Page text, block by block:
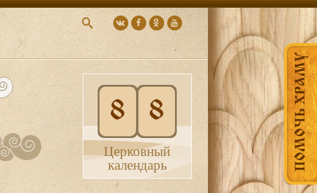
ПОМОЧЬ ХРАМУ
8 8
Церковный
календарь